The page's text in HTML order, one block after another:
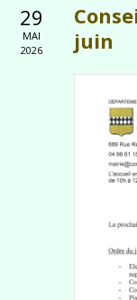
29
MAI
2026
juin